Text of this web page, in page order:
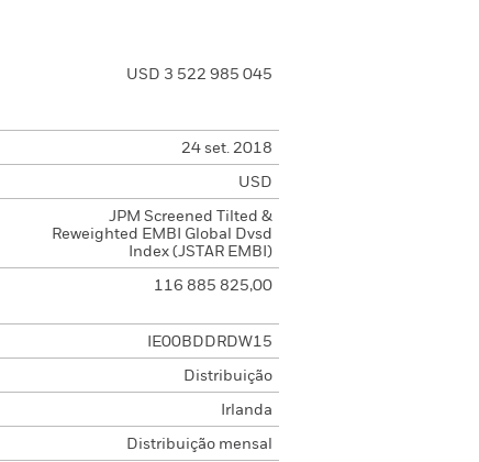
USD 3 522 985 045
24 set. 2018
USD
JPM Screened Tilted &
Reweighted EMBI Global Dvsd
Index (JSTAR EMBI)
116 885 825,00
IE00BDDRDW15
Distribuição
Irlanda
Distribuição mensal